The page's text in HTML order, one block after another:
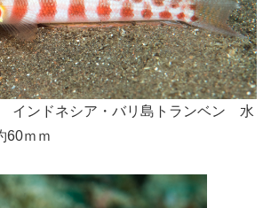
ンドネシア・バリ島トランベン 水
ｍｍ